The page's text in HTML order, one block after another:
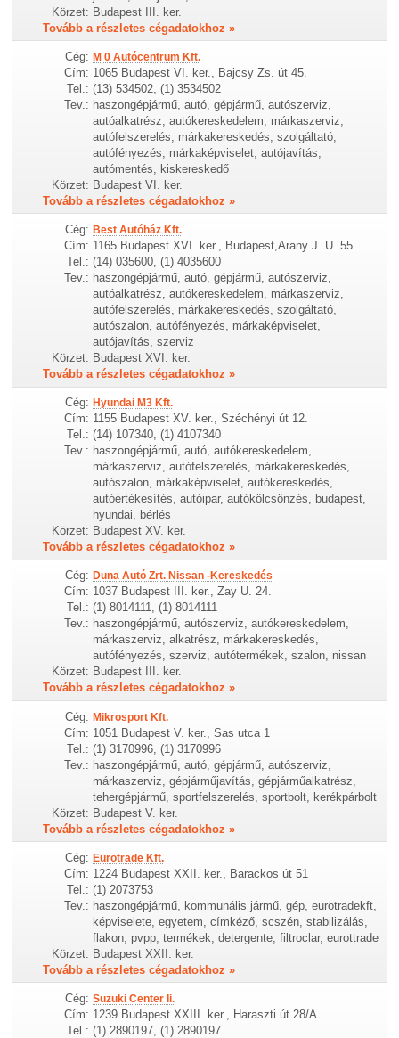
Körzet: Budapest III. ker.
Tovább a részletes cégadatokhoz »
Cég: M 0 Autócentrum Kft.
Cím: 1065 Budapest VI. ker., Bajcsy Zs. út 45.
Tel.: (13) 534502, (1) 3534502
Tev.: haszongépjármű, autó, gépjármű, autószerviz,
autóalkatrész, autókereskedelem, márkaszerviz,
autófelszerelés, márkakereskedés, szolgáltató,
autófényezés, márkaképviselet, autójavítás,
autómentés, kiskereskedő
Körzet: Budapest VI. ker.
Tovább a részletes cégadatokhoz »
Cég: Best Autóház Kft.
Cím: 1165 Budapest XVI. ker., Budapest,Arany J. U. 55
Tel.: (14) 035600, (1) 4035600
Tev.: haszongépjármű, autó, gépjármű, autószerviz,
autóalkatrész, autókereskedelem, márkaszerviz,
autófelszerelés, márkakereskedés, szolgáltató,
autószalon, autófényezés, márkaképviselet,
autójavítás, szerviz
Körzet: Budapest XVI. ker.
Tovább a részletes cégadatokhoz »
Cég: Hyundai M3 Kft.
Cím: 1155 Budapest XV. ker., Széchényi út 12.
Tel.: (14) 107340, (1) 4107340
Tev.: haszongépjármű, autó, autókereskedelem,
márkaszerviz, autófelszerelés, márkakereskedés,
autószalon, márkaképviselet, autókereskedés,
autóértékesítés, autóipar, autókölcsönzés, budapest,
hyundai, bérlés
Körzet: Budapest XV. ker.
Tovább a részletes cégadatokhoz »
Cég: Duna Autó Zrt. Nissan -Kereskedés
Cím: 1037 Budapest III. ker., Zay U. 24.
Tel.: (1) 8014111, (1) 8014111
Tev.: haszongépjármű, autószerviz, autókereskedelem,
márkaszerviz, alkatrész, márkakereskedés,
autófényezés, szerviz, autótermékek, szalon, nissan
Körzet: Budapest III. ker.
Tovább a részletes cégadatokhoz »
Cég: Mikrosport Kft.
Cím: 1051 Budapest V. ker., Sas utca 1
Tel.: (1) 3170996, (1) 3170996
Tev.: haszongépjármű, autó, gépjármű, autószerviz,
márkaszerviz, gépjárműjavítás, gépjárműalkatrész,
tehergépjármű, sportfelszerelés, sportbolt, kerékpárbolt
Körzet: Budapest V. ker.
Tovább a részletes cégadatokhoz »
Cég: Eurotrade Kft.
Cím: 1224 Budapest XXII. ker., Barackos út 51
Tel.: (1) 2073753
Tev.: haszongépjármű, kommunális jármű, gép, eurotradekft,
képviselete, egyetem, címkéző, scszén, stabilizálás,
flakon, pvpp, termékek, detergente, filtroclar, eurottrade
Körzet: Budapest XXII. ker.
Tovább a részletes cégadatokhoz »
Cég: Suzuki Center Ii.
Cím: 1239 Budapest XXIII. ker., Haraszti út 28/A
Tel.: (1) 2890197, (1) 2890197